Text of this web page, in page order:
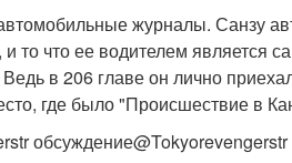
журналы. Санзу
то что ее водителем является
в 206 главе он лично
где было "Происшествие в